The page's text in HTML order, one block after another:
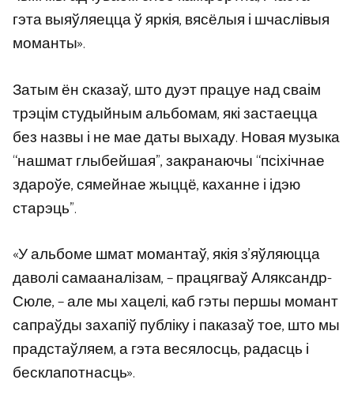
гэта выяўляецца ў яркія, вясёлыя і шчаслівыя
моманты».
Затым ён сказаў, што дуэт працуе над сваім
трэцім студыйным альбомам, які застаецца
без назвы і не мае даты выхаду. Новая музыка
“нашмат глыбейшая”, закранаючы “псіхічнае
здароўе, сямейнае жыццё, каханне і ідэю
старэць”.
«У альбоме шмат момантаў, якія з’яўляюцца
даволі самааналізам, – працягваў Аляксандр-
Сюле, – але мы хацелі, каб гэты першы момант
сапраўды захапіў публіку і паказаў тое, што мы
прадстаўляем, а гэта весялосць, радасць і
бесклапотнасць».